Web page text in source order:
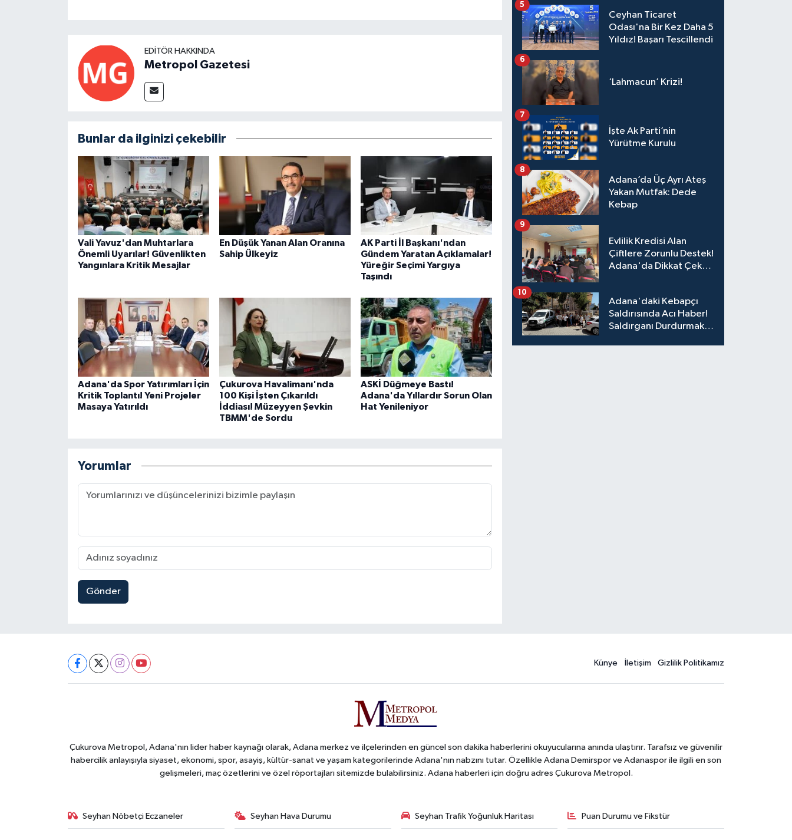
EDITÖR HAKKINDA
Metropol Gazetesi
Bunlar da ilginizi çekebilir
Vali Yavuz'dan Muhtarlara
Önemli Uyarılar! Güvenlikten
Yangınlara Kritik Mesajlar
En Düşük Yanan Alan Oranına
Sahip Ülkeyiz
AK Parti İl Başkanı'ndan
Gündem Yaratan Açıklamalar!
Yüreğir Seçimi Yargıya
Taşındı
Adana'da Spor Yatırımları İçin
Kritik Toplantı! Yeni Projeler
Masaya Yatırıldı
Çukurova Havalimanı'nda
100 Kişi İşten Çıkarıldı
İddiası! Müzeyyen Şevkin
TBMM'de Sordu
ASKİ Düğmeye Bastı!
Adana'da Yıllardır Sorun Olan
Hat Yenileniyor
Yorumlar
Gönder
Toparlanmak 10 Yıl
Sürer"
Ceyhan Ticaret
Odası'na Bir Kez Daha 5
Yıldız! Başarı Tescillendi
5
‘Lahmacun’ Krizi!
6
İşte Ak Parti’nin
Yürütme Kurulu
7
Adana’da Üç Ayrı Ateş
Yakan Mutfak: Dede
Kebap
8
Evlilik Kredisi Alan
Çiftlere Zorunlu Destek!
Adana'da Dikkat Çeken
9
Adana'daki Kebapçı
Saldırısında Acı Haber!
Saldırganı Durdurmak
10
Künye İletişim Gizlilik Politikamız
Çukurova Metropol, Adana'nın lider haber kaynağı olarak, Adana merkez ve ilçelerinden en güncel son dakika haberlerini okuyucularına anında ulaştırır. Tarafsız ve güvenilir
habercilik anlayışıyla siyaset, ekonomi, spor, asayiş, kültür-sanat ve yaşam kategorilerinde Adana'nın nabzını tutar. Özellikle Adana Demirspor ve Adanaspor ile ilgili en son
gelişmeleri, maç özetlerini ve özel röportajları sitemizde bulabilirsiniz. Adana haberleri için doğru adres Çukurova Metropol.
Seyhan Nöbetçi Eczaneler Seyhan Hava Durumu Seyhan Trafik Yoğunluk Haritası Puan Durumu ve Fikstür